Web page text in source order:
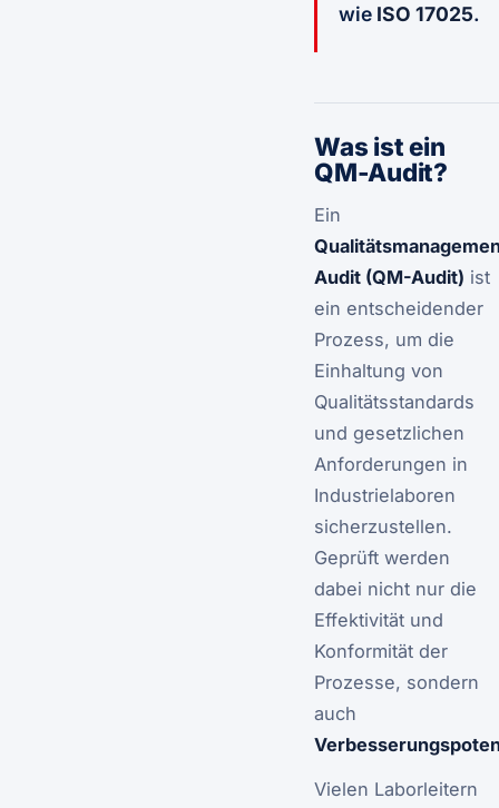
wie ISO 17025.
Was ist ein
QM-Audit?
Ein
Audit (QM-Audit) ist
ein entscheidender
Prozess, um die
Einhaltung von
Qualitätsstandards
und gesetzlichen
Anforderungen in
Industrielaboren
sicherzustellen.
Geprüft werden
dabei nicht nur die
Effektivität und
Konformität der
Prozesse, sondern
auch
Vielen Laborleitern